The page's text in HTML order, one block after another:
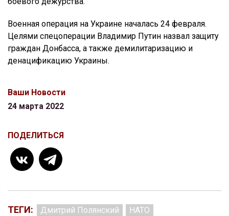
Военная операция на Украине началась 24 февраля.
Целями спецоперации Владимир Путин назвал защиту
граждан Донбасса, а также демилитаризацию и
денацификацию Украины.
Ваши Новости
24 марта 2022
ПОДЕЛИТЬСЯ
ТЕГИ: Дмитрий Полянский
НАТО